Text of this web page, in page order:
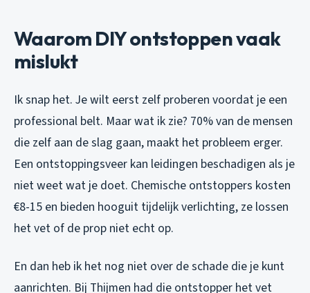
Waarom DIY ontstoppen vaak
mislukt
Ik snap het. Je wilt eerst zelf proberen voordat je een
professional belt. Maar wat ik zie? 70% van de mensen
die zelf aan de slag gaan, maakt het probleem erger.
Een ontstoppingsveer kan leidingen beschadigen als je
niet weet wat je doet. Chemische ontstoppers kosten
€8-15 en bieden hooguit tijdelijk verlichting, ze lossen
het vet of de prop niet echt op.
En dan heb ik het nog niet over de schade die je kunt
aanrichten. Bij Thijmen had die ontstopper het vet